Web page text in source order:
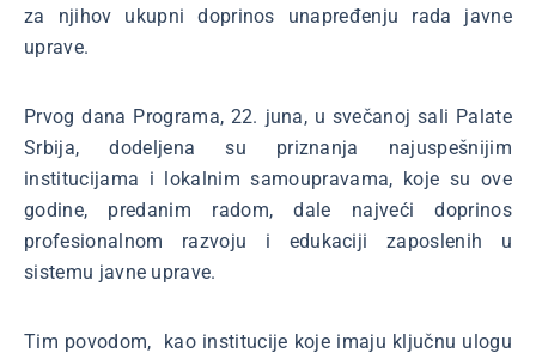
za njihov ukupni doprinos unapređenju rada javne
uprave.
Prvog dana Programa, 22. juna, u svečanoj sali Palate
Srbija, dodeljena su priznanja najuspešnijim
institucijama i lokalnim samoupravama, koje su ove
godine, predanim radom, dale najveći doprinos
profesionalnom razvoju i edukaciji zaposlenih u
sistemu javne uprave.
Tim povodom, kao institucije koje imaju ključnu ulogu